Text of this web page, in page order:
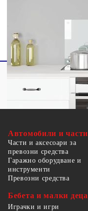
Автомобили и части
Части и аксесоари за
превозни средства
Гаражно оборудване и
инструменти
Превозни средства
Бебета и малки деца
Играчки и игри